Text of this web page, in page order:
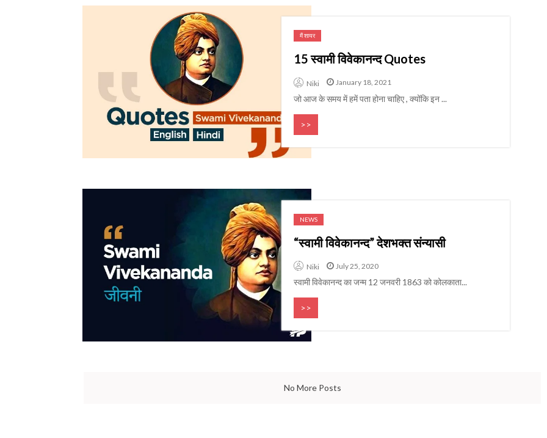
मैं शायर
15 स्वामी विवेकानन्द Quotes
Niki January 18, 2021
जो आज के समय में हमें पता होना चाहिए , क्योंकि इन ...
>>
NEWS
“स्वामी विवेकानन्द” देशभक्त संन्यासी
Niki July 25, 2020
स्वामी विवेकानन्द का जन्म 12 जनवरी 1863 को कोलकाता...
>>
No More Posts